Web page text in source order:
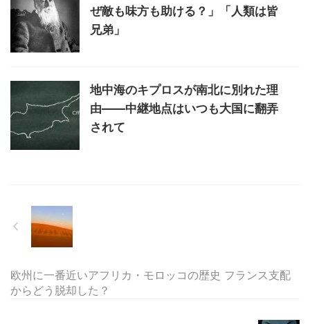
ぜ敵も味方も助ける？」「人類は皆
兄弟」
地中海のキプロスが南北に別れた理
由――中継地点はいつも大国に翻弄
されて
欧州に一番近いアフリカ・モロッコの歴史 フランス支配
からどう脱却した？